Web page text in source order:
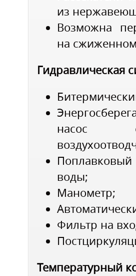
из
Возможна
на сжиженном
Гидравлическая
насос с
воды;
Манометр;
Фильтр на
Температурный